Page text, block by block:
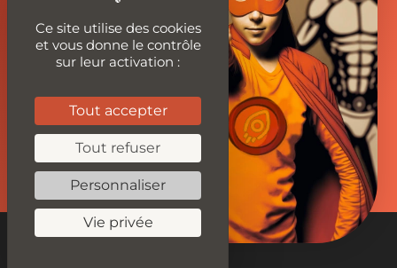
Ce site utilise des cookies
et vous donne le contrôle
sur leur activation :
Tout accepter
Tout refuser
Personnaliser
Vie privée